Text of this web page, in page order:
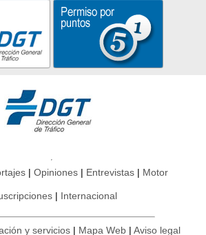
Opiniones Entrevistas Motor
Internacional
y servicios Mapa Web Aviso legal